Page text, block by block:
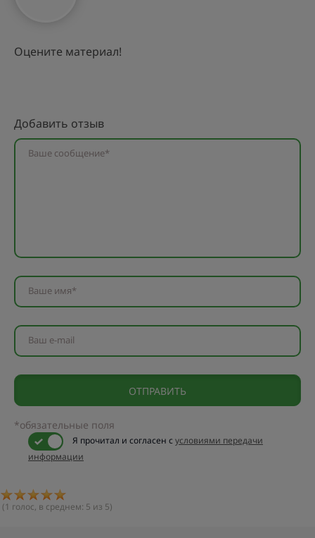
Оцените материал!
Добавить отзыв
Ваше сообщение*
Ваше имя*
Ваш e-mail
*обязательные поля
Я прочитал и согласен сусловиями передачи
информации
(1 голос, в среднем: 5 из 5)